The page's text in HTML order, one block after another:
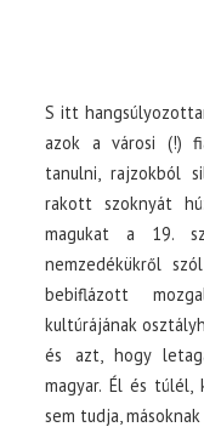
S itt
azok a városi (!)
tanulni, rajzokból
rakott szoknyát
magukat a 19.
nemzedékükről
bebiflázott
kultúrájának
és azt, hogy
magyar. Él és
sem tudja,